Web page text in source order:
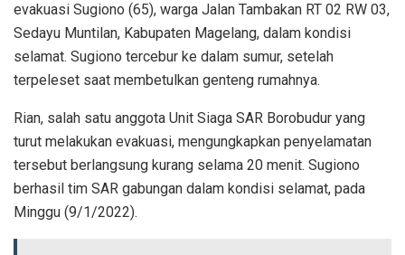
evakuasi Sugiono (65), warga Jalan Tambakan RT 02 RW 03,
Sedayu Muntilan, Kabupaten Magelang, dalam kondisi
selamat. Sugiono tercebur ke dalam sumur, setelah
terpeleset saat membetulkan genteng rumahnya.
Rian, salah satu anggota Unit Siaga SAR Borobudur yang
turut melakukan evakuasi, mengungkapkan penyelamatan
tersebut berlangsung kurang selama 20 menit. Sugiono
berhasil tim SAR gabungan dalam kondisi selamat, pada
Minggu (9/1/2022).